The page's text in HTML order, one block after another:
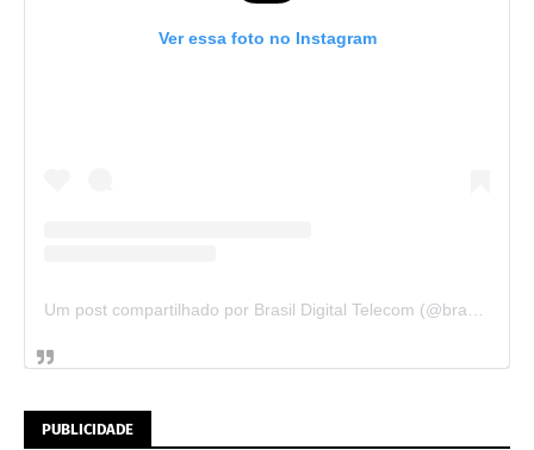
Ver essa foto no Instagram
PUBLICIDADE